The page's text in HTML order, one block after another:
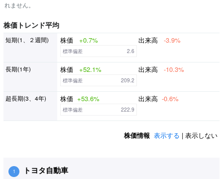
れません。
株価トレンド平均
短期(1、２週間) 株価 +0.7% 出来高 -3.9%
標準偏差 2.6
長期(1年) 株価 +52.1% 出来高 -10.3%
標準偏差 209.2
超長期(3、4年) 株価 +53.6% 出来高 -0.6%
標準偏差 222.9
株価情報 表示する | 表示しない
1 トヨタ自動車